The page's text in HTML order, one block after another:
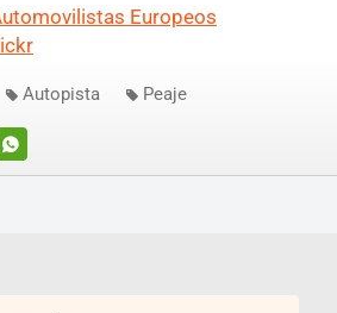
Europeos
Autopista Peaje